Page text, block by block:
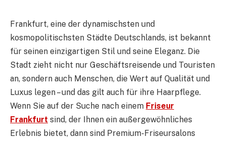
Frankfurt, eine der dynamischsten und
kosmopolitischsten Städte Deutschlands, ist bekannt
für seinen einzigartigen Stil und seine Eleganz. Die
Stadt zieht nicht nur Geschäftsreisende und Touristen
an, sondern auch Menschen, die Wert auf Qualität und
Luxus legen – und das gilt auch für ihre Haarpflege.
Wenn Sie auf der Suche nach einem Friseur
Frankfurt sind, der Ihnen ein außergewöhnliches
Erlebnis bietet, dann sind Premium-Friseursalons